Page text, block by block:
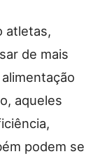
atletas,
de mais
aqueles
podem se